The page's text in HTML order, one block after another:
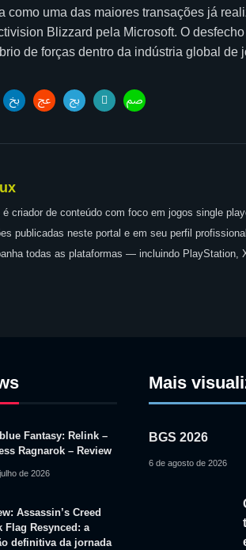
como uma das maiores transações já
Blizzard pela Microsoft. O
de forças dentro da indústria global de
é criador de conteúdo com foco em jogos single
publicadas neste portal e em seu perfil
todas as plataformas — incluindo PlayStation,
Fantasy: Relink –
Ragnarok – Review
de 2026
Assassin’s Creed
Flag Resynced: a
definitiva da jornada
Mais
BGS 2026
6 de agosto de 2026